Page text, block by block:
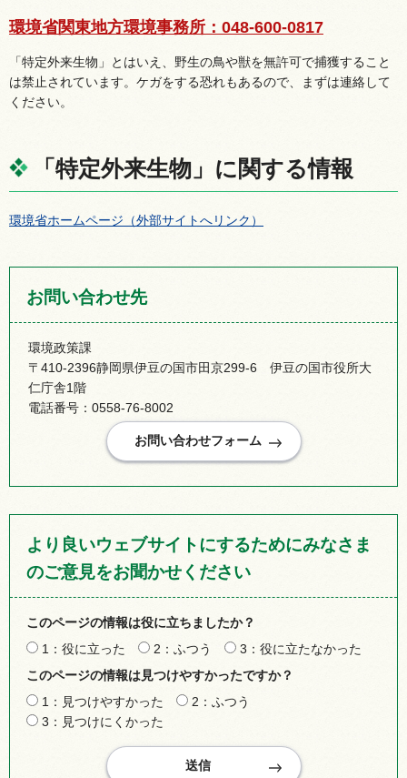
環境省関東地方環境事務所：048-600-0817
「特定外来生物」とはいえ、野生の鳥や獣を無許可で捕獲すること
は禁止されています。ケガをする恐れもあるので、まずは連絡して
ください。
「特定外来生物」に関する情報
環境省ホームページ（外部サイトへリンク）
お問い合わせ先
環境政策課
〒410-2396静岡県伊豆の国市田京299-6 伊豆の国市役所大
仁庁舎1階
電話番号：0558-76-8002
より良いウェブサイトにするためにみなさま
のご意見をお聞かせください
このページの情報は役に立ちましたか？
1：役に立った
2：ふつう
3：役に立たなかった
このページの情報は見つけやすかったですか？
1：見つけやすかった
2：ふつう
3：見つけにくかった